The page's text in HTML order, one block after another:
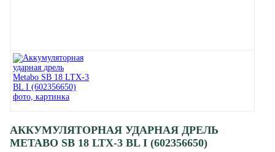
АККУМУЛЯТОРНАЯ УДАРНАЯ ДРЕЛЬ
METABO SB 18 LTX-3 BL I (602356650)